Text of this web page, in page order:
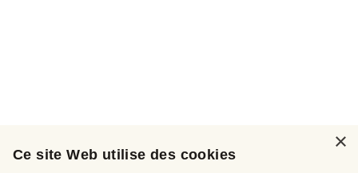
×
Ce site Web utilise des cookies